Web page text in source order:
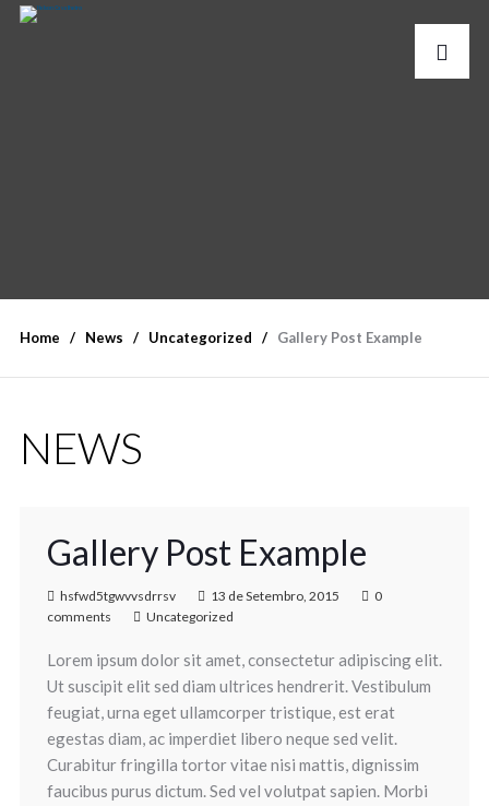
Home News Uncategorized Gallery Post Example
NEWS
Gallery Post Example
hsfwd5tgwvvsdrrsv 13 de Setembro, 2015
0
comments
Uncategorized
Lorem ipsum dolor sit amet, consectetur adipiscing elit.
Ut suscipit elit sed diam ultrices hendrerit. Vestibulum
feugiat, urna eget ullamcorper tristique, est erat
egestas diam, ac imperdiet libero neque sed velit.
Curabitur fringilla tortor vitae nisi mattis, dignissim
faucibus purus dictum. Sed vel volutpat sapien. Morbi